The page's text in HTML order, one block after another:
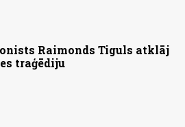
Raimonds Tiguls atklāj
traģēdiju